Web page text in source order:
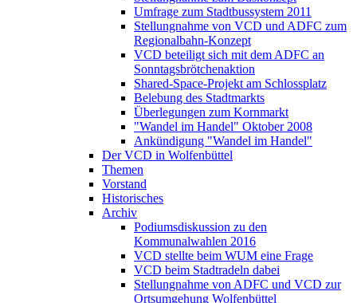
Umfrage zum Stadtbussystem 2011
Stellungnahme von VCD und ADFC zum
Regionalbahn-Konzept
VCD beteiligt sich mit dem ADFC an
Sonntagsbrötchenaktion
Shared-Space-Projekt am Schlossplatz
Belebung des Stadtmarkts
Überlegungen zum Kornmarkt
"Wandel im Handel" Oktober 2008
Ankündigung "Wandel im Handel"
Der VCD in Wolfenbüttel
Themen
Vorstand
Historisches
Archiv
Podiumsdiskussion zu den
Kommunalwahlen 2016
VCD stellte beim WUM eine Frage
VCD beim Stadtradeln dabei
Stellungnahme von ADFC und VCD zur
Ortsumgehung Wolfenbüttel